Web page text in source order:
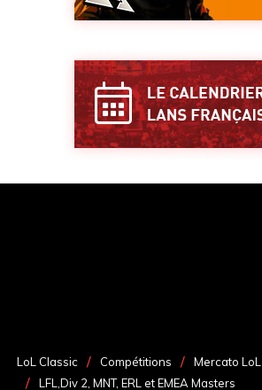
LoL Classic Compétitions
Mercato LoL
LFL,Div 2, MNT, ERL et EMEA Masters